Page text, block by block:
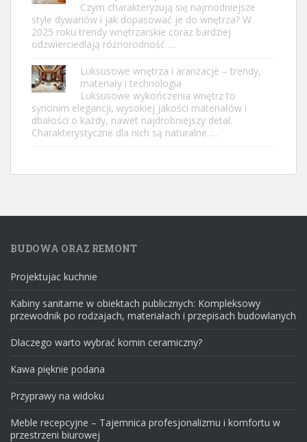
Czym charakteryzują się najmodniejsze
style dywanów i jak dopasować je do wnętrza? W
2025 roku trendy wnętrzarskie coraz bardziej
odzwierciedlają różnorodność …
Luksusowe wnętrza i aranżacje – trendy,
materiały i technologia
Luksusowe wykończenia wnętrz to
synonim elegancji, wysokiej jakości materiałów i
dbałości o każdy, nawet najdrobniejszy detal.
Charakterystyczne dla nich są naturalne …
BUDOWA ORAZ REMONT
Projektujac kuchnie
Kabiny sanitarne w obiektach publicznych: Kompleksowy
przewodnik po rodzajach, materiałach i przepisach budowlanych
Dlaczego warto wybrać komin ceramiczny?
Kawa pięknie podana
Przyprawy na widoku
Meble recepcyjne – Tajemnica profesjonalizmu i komfortu w
przestrzeni biurowej